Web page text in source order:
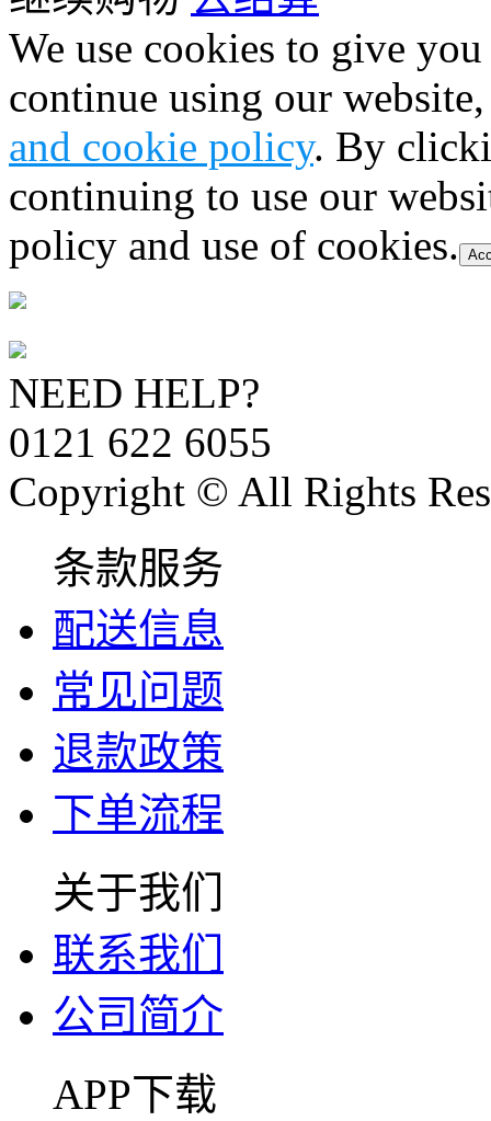
We use cookies to give
continue using our
and cookie policy. By
continuing to use our
policy and use of cookies.
NEED HELP?
0121 622 6055
Copyright © All Rights
条款服务
配送信息
常见问题
退款政策
下单流程
关于我们
联系我们
公司简介
APP下载